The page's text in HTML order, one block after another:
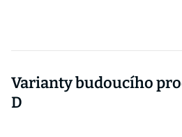
Varianty budoucího
D